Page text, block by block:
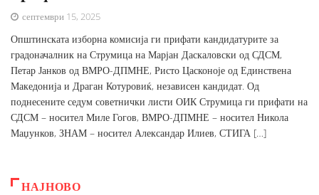
септември 15, 2025
Општинската изборна комисија ги прифати кандидатурите за
градоначалник на Струмица на Марјан Даскаловски од СДСМ,
Петар Јанков од ВМРО-ДПМНЕ, Ристо Цасконоје од Единствена
Македонија и Драган Котуровиќ, независен кандидат. Од
поднесените седум советнички листи ОИК Струмица ги прифати на
СДСМ – носител Миле Гогов, ВМРО-ДПМНЕ – носител Никола
Маџунков, ЗНАМ – носител Александар Илиев, СТИГА […]
НАЈНОВО